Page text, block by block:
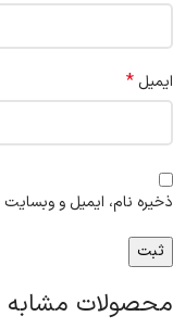
ایمیل *
ذخیره نام، ایمیل و
محصولات مشابه